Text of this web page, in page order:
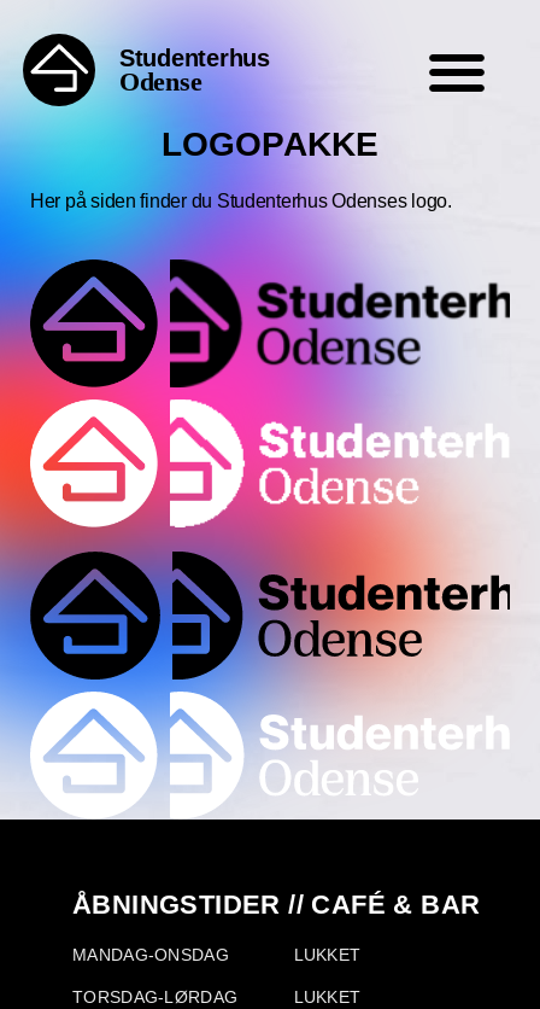
Studenterhus
Odense
LOGOPAKKE
Her på siden finder du Studenterhus Odenses logo.
ÅBNINGSTIDER // CAFÉ & BAR
MANDAG-ONSDAG
TORSDAG-LØRDAG
LUKKET
LUKKET